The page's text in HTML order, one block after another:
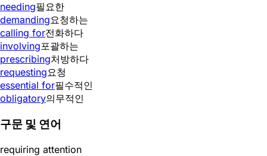
needing필요한
demanding요청하는
calling for전화하다
involving포괄하는
prescribing처방하다
requesting요청
essential for필수적인
obligatory의무적인
구문 및 연어
requiring attention